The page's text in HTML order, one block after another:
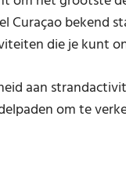
Curaçao bekend
die je kunt
aan
om te